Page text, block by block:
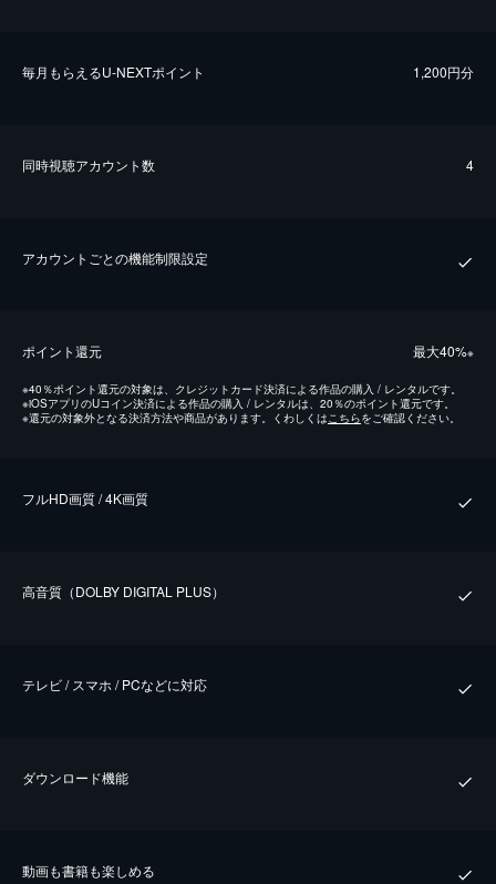
毎⽉もらえるU-NEXTポイント 1,200円分
同時視聴アカウント数 4
アカウントごとの機能制限設定
ポイント還元 最⼤40%※
※40％ポイント還元の対象は、クレジットカード決済による作品の購入 / レンタルです。
※iOSアプリのUコイン決済による作品の購入 / レンタルは、20％のポイント還元です。
※還元の対象外となる決済方法や商品があります。くわしくはこちらをご確認ください。
フルHD画質 / 4K画質
⾼⾳質（DOLBY DIGITAL PLUS）
テレビ / スマホ / PCなどに対応
ダウンロード機能
動画も書籍も楽しめる